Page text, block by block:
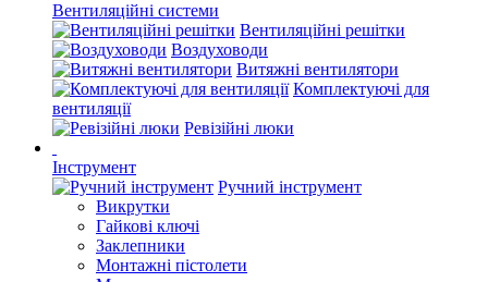
Вентиляційні системи
Вентиляційні решітки
Воздуховоди
Витяжні вентилятори
Комплектуючі для
вентиляції
Ревізійні люки
Інструмент
Ручний інструмент
Викрутки
Гайкові ключі
Заклепники
Монтажні пістолети